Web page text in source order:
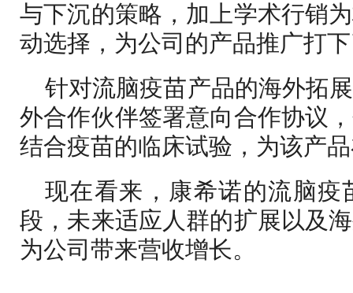
与下沉的策略，加上学术行销
动选择，为公司的产品推广打
针对流脑疫苗产品的海外拓
外合作伙伴签署意向合作协议
结合疫苗的临床试验，为该产
现在看来，康希诺的流脑疫
段，未来适应人群的扩展以及
为公司带来营收增长。